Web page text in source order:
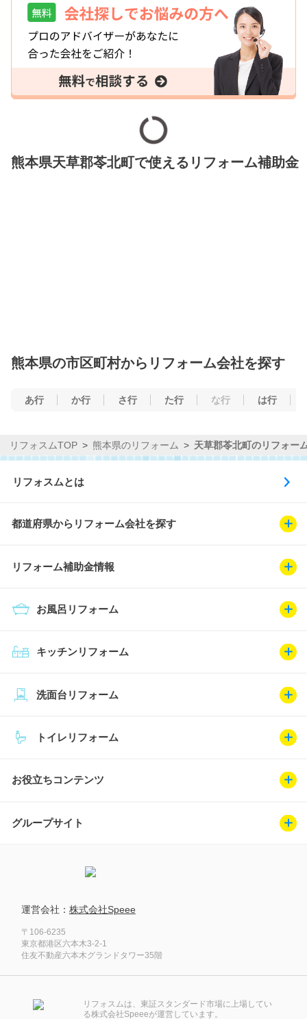
熊本県天草郡苓北町で使えるリフォーム補助金
熊本県の市区町村からリフォーム会社を探す
あ行 か行 さ行 た行 な行 は行
リフォスムTOP 熊本県のリフォーム 天草郡苓北町のリフォー
リフォスムとは
都道府県からリフォーム会社を探す
リフォーム補助金情報
キッチンリフォーム
お風呂リフォーム
トイレリフォーム
洗面台リフォーム
お役立ちコンテンツ
グループサイト
運営会社： 株式会社Speee
〒106-6235
東京都港区六本木3-2-1
住友不動産六本木グランドタワー35階
リフォスムは、東証スタンダード市場に上場してい
る株式会社Speeeが運営しています。